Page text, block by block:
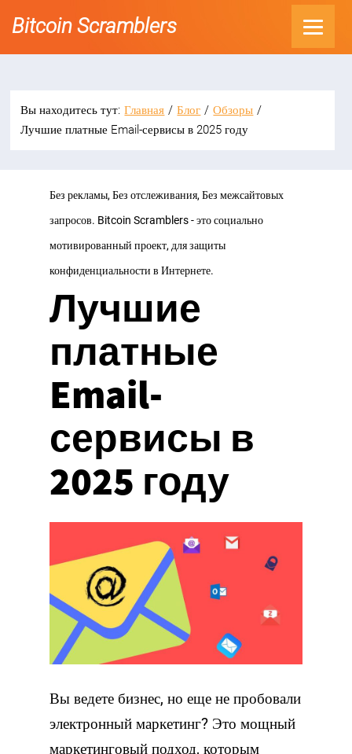
Bitcoin Scramblers
Вы находитесь тут: Главная / Блог / Обзоры /
Лучшие платные Email-сервисы в 2025 году
Без рекламы, Без отслеживания, Без межсайтовых
запросов. Bitcoin Scramblers - это социально
мотивированный проект, для защиты
конфиденциальности в Интернете.
Лучшие
платные
Email-
сервисы в
2025 году
Вы ведете бизнес, но еще не пробовали
электронный маркетинг? Это мощный
маркетинговый подход, которым